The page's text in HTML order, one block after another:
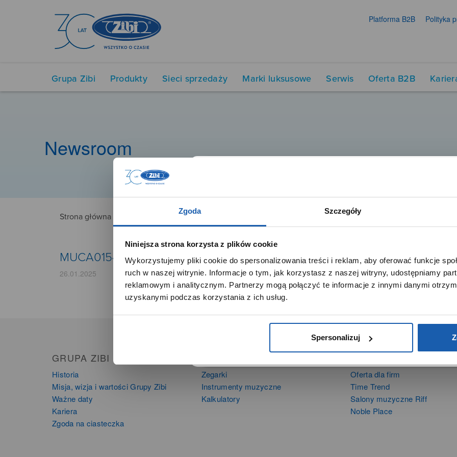
Zgoda Szczegóły
Niniejsza strona korzysta z plików cookie
Wykorzystujemy pliki cookie do spersonalizowania treści i reklam, aby oferować funkcje
ruch w naszej witrynie. Informacje o tym, jak korzystasz z naszej witryny, udostępniamy
reklamowym i analitycznym. Partnerzy mogą połączyć te informacje z innymi danymi
uzyskanymi podczas korzystania z ich usług.
Spersonalizuj
Platforma B2B Polityka
Grupa Zibi Produkty Sieci sprzedaży Marki luksusowe Serwis Oferta B2B
Newsroom
Strona główna
MUCA0154
26.01.2025
GRUPA ZIBI
Historia
Misja, wizja i wartości Grupy Zibi
Ważne daty
Kariera
Zgoda na ciasteczka
Zegarki
Instrumenty muzyczne
Kalkulatory
Oferta dla firm
Time Trend
Salony muzyczne Riff
Noble Place
SZANOWNA UŻYTKOWNICZKO
Używamy plików cookie w celach analitycznych, statystycznych
marketingowych, w tym aby analizować ruch w tej witrynie,
optymalizować jej działanie oraz zapamiętywać Twoje preferencje.
DOWIEDZ SIĘ WIĘCEJ PRZEJDŹ DO SERWISU